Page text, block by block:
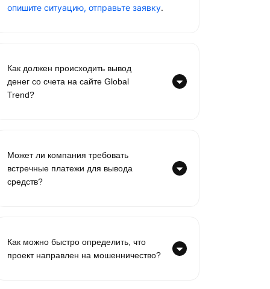
опишите ситуацию, отправьте заявку.
Как должен происходить вывод
денег со счета на сайте Global
Trend?
Может ли компания требовать
встречные платежи для вывода
средств?
Как можно быстро определить, что
проект направлен на мошенничество?